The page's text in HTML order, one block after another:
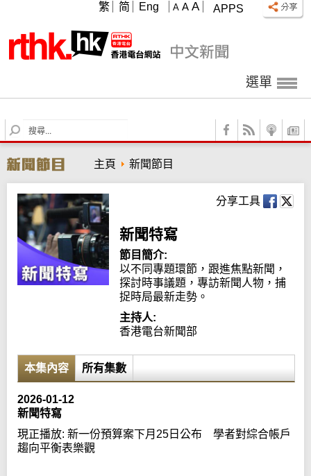
APPS
A A A
繁 简 Eng
選單
S
e
r
c
h
主頁 新聞節目
分享工具
新聞特寫
節目簡介:
以不同專題環節，跟進焦點新聞，
探討時事議題，專訪新聞人物，捕
捉時局最新走勢。
主持人:
香港電台新聞部
本集內容 所有集數
2026-01-12
新聞特寫
現正播放: 新一份預算案下月25日公布 學者對綜合帳戶
趨向平衡表樂觀